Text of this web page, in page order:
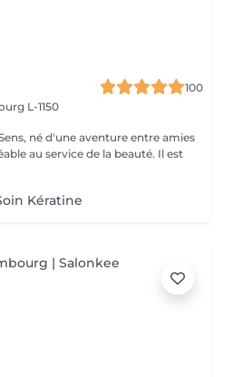
100
L-1150
né d'une aventure entre amies
au service de la beauté. Il est
Kératine